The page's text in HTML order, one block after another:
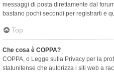
messaggi di posta direttamente dal
bastano pochi secondi per registrarti e
Top
Che cosa è COPPA?
COPPA, o Legge sulla Privacy per la
statunitense che autorizza i siti web a